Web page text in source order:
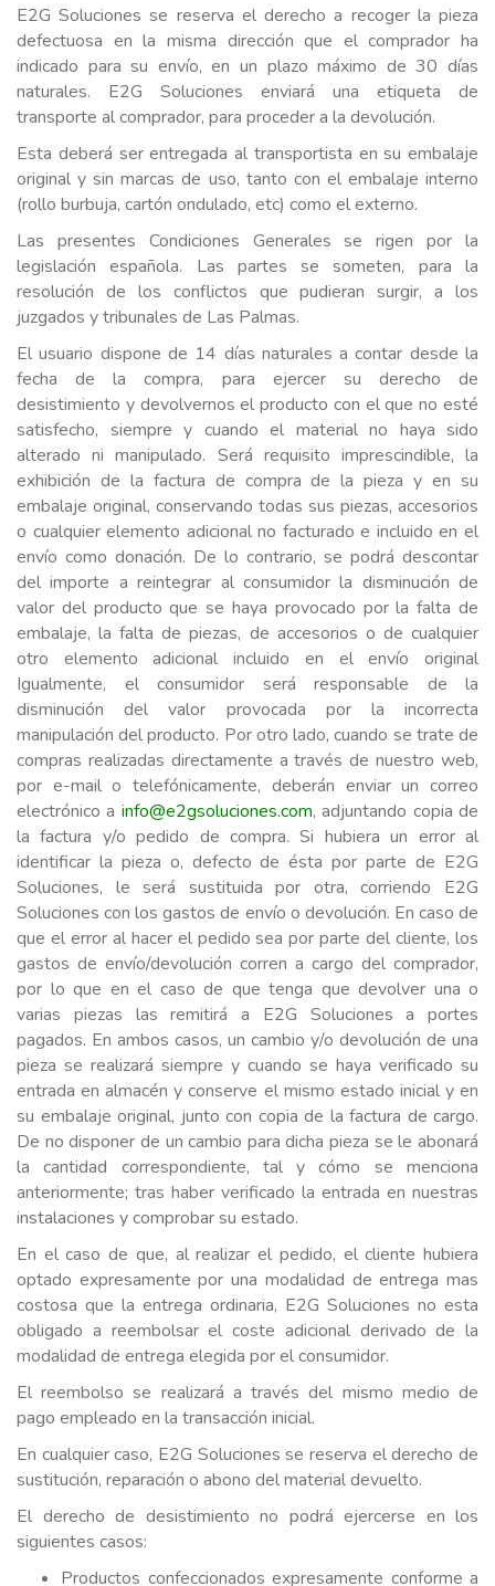
E2G Soluciones se reserva el derecho a recoger la pieza
defectuosa en la misma dirección que el comprador ha
indicado para su envío, en un plazo máximo de 30 días
naturales. E2G Soluciones enviará una etiqueta de
transporte al comprador, para proceder a la devolución.
Esta deberá ser entregada al transportista en su embalaje
original y sin marcas de uso, tanto con el embalaje interno
(rollo burbuja, cartón ondulado, etc) como el externo.
Las presentes Condiciones Generales se rigen por la
legislación española. Las partes se someten, para la
resolución de los conflictos que pudieran surgir, a los
juzgados y tribunales de Las Palmas.
El usuario dispone de 14 días naturales a contar desde la
fecha de la compra, para ejercer su derecho de
desistimiento y devolvernos el producto con el que no esté
satisfecho, siempre y cuando el material no haya sido
alterado ni manipulado. Será requisito imprescindible, la
exhibición de la factura de compra de la pieza y en su
embalaje original, conservando todas sus piezas, accesorios
o cualquier elemento adicional no facturado e incluido en el
envío como donación. De lo contrario, se podrá descontar
del importe a reintegrar al consumidor la disminución de
valor del producto que se haya provocado por la falta de
embalaje, la falta de piezas, de accesorios o de cualquier
otro elemento adicional incluido en el envío original
Igualmente, el consumidor será responsable de la
disminución del valor provocada por la incorrecta
manipulación del producto. Por otro lado, cuando se trate de
compras realizadas directamente a través de nuestro web,
por e-mail o telefónicamente, deberán enviar un correo
electrónico a info@e2gsoluciones.com, adjuntando copia de
la factura y/o pedido de compra. Si hubiera un error al
identificar la pieza o, defecto de ésta por parte de E2G
Soluciones, le será sustituida por otra, corriendo E2G
Soluciones con los gastos de envío o devolución. En caso de
que el error al hacer el pedido sea por parte del cliente, los
gastos de envío/devolución corren a cargo del comprador,
por lo que en el caso de que tenga que devolver una o
varias piezas las remitirá a E2G Soluciones a portes
pagados. En ambos casos, un cambio y/o devolución de una
pieza se realizará siempre y cuando se haya verificado su
entrada en almacén y conserve el mismo estado inicial y en
su embalaje original, junto con copia de la factura de cargo.
De no disponer de un cambio para dicha pieza se le abonará
la cantidad correspondiente, tal y cómo se menciona
anteriormente; tras haber verificado la entrada en nuestras
instalaciones y comprobar su estado.
En el caso de que, al realizar el pedido, el cliente hubiera
optado expresamente por una modalidad de entrega mas
costosa que la entrega ordinaria, E2G Soluciones no esta
obligado a reembolsar el coste adicional derivado de la
modalidad de entrega elegida por el consumidor.
El reembolso se realizará a través del mismo medio de
pago empleado en la transacción inicial.
En cualquier caso, E2G Soluciones se reserva el derecho de
sustitución, reparación o abono del material devuelto.
El derecho de desistimiento no podrá ejercerse en los
siguientes casos:
Productos confeccionados expresamente conforme a